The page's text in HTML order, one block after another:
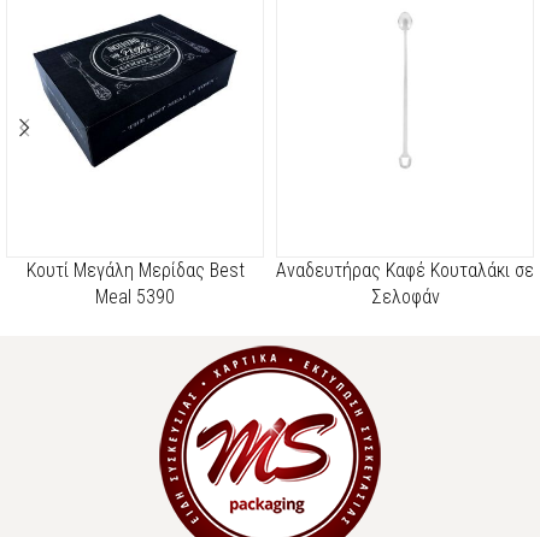
Kουτί Μεγάλη Μερίδας Best
Meal 5390
Αναδευτήρας Καφέ Κουταλάκι σε
Σελοφάν